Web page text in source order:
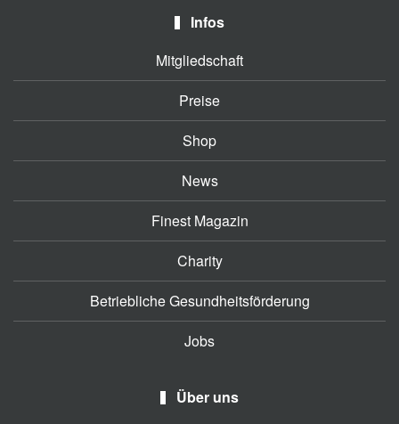
Infos
Mitgliedschaft
Preise
Shop
News
Finest Magazin
Charity
Betriebliche Gesundheitsförderung
Jobs
Über uns